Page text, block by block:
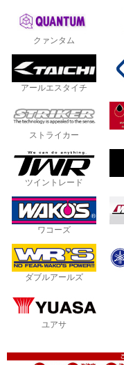
クァンタム
アールエスタイチ
ストライカー
ツイントレード
ワコーズ
ダブルアールズ
ユアサ